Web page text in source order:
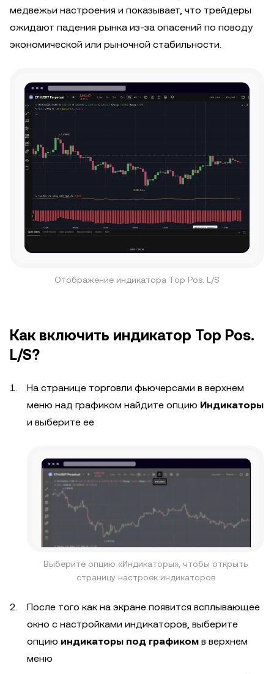
медвежьи настроения и показывает, что трейдеры
ожидают падения рынка из-за опасений по поводу
экономической или рыночной стабильности.
Отображение индикатора Top Pos. L/S
Как включить индикатор Top Pos.
L/S?
На странице торговли фьючерсами в верхнем
меню над графиком найдите опцию Индикаторы
и выберите ее
Выберите опцию «Индикаторы»‎, чтобы открыть
страницу настроек индикаторов
После того как на экране появится всплывающее
окно с настройками индикаторов, выберите
опцию индикаторы под графиком в верхнем
меню